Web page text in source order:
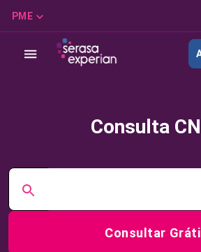
PME
Consulta
Consultar